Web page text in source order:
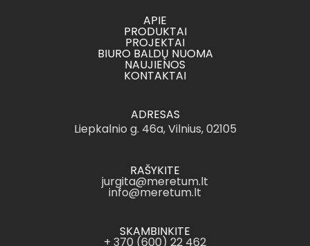
APIE
PRODUKTAI
PROJEKTAI
BIURO BALDŲ NUOMA
NAUJIENOS
KONTAKTAI
ADRESAS
Liepkalnio g. 46a, Vilnius, 02105
RAŠYKITE
jurgita@meretum.lt
info@meretum.lt
SKAMBINKITE
+ 370 (600) 22 462